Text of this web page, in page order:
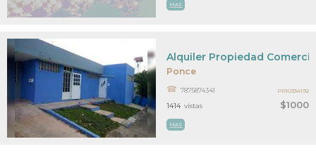
MAS
Ponce
$1000
Alquiler Propiedad
7875874341
MAS
1414 vistas
PR10334192